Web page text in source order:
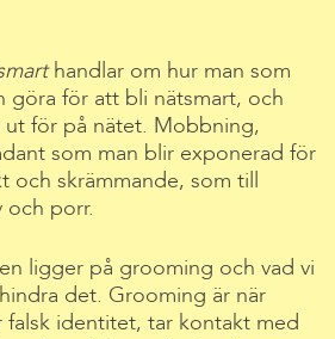
handlar om hur man som
göra för att bli nätsmart, och
ut för på nätet. Mobbning,
som man blir exponerad för
och skrämmande, som till
och porr.
ligger på grooming och vad vi
det. Grooming är när
falsk identitet, tar kontakt med